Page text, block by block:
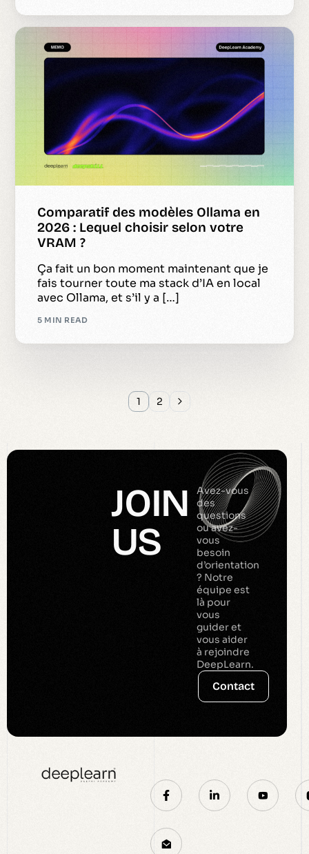
Comparatif des modèles Ollama en
2026 : Lequel choisir selon votre
VRAM ?
Ça fait un bon moment maintenant que je
fais tourner toute ma stack d’IA en local
avec Ollama, et s’il y a […]
5 MIN READ
1 2
JOIN
US
Avez-vous
des
questions
ou avez-
vous
besoin
d’orientation
? Notre
équipe est
là pour
vous
guider et
vous aider
à rejoindre
DeepLearn.
Contact